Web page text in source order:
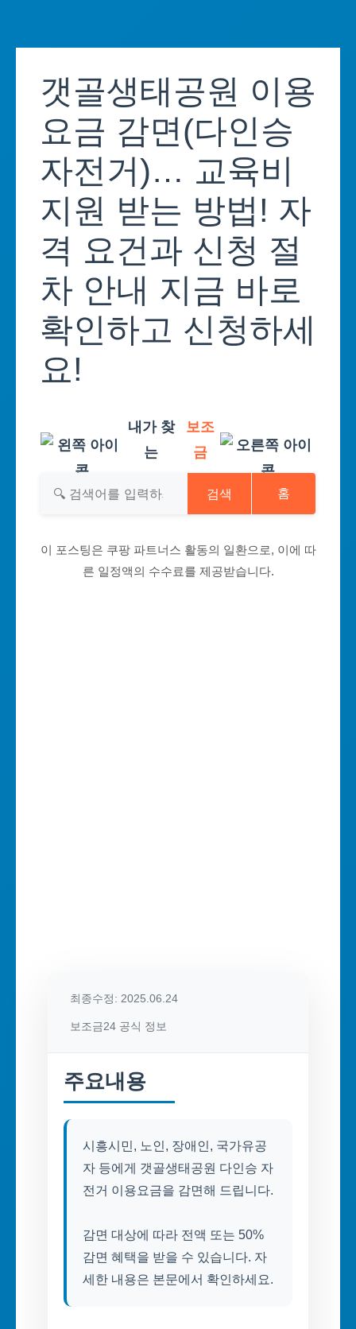
content갯골생태공원 이용
요금 감면(다인승
자전거)… 교육비
지원 받는 방법! 자
격 요건과 신청 절
차 안내 지금 바로
확인하고 신청하세
요!
내가 찾
는
보조
금
검색 홈
이 포스팅은 쿠팡 파트너스 활동의 일환으로, 이에 따
른 일정액의 수수료를 제공받습니다.
최종수정: 2025.06.24
보조금24 공식 정보
주요내용
시흥시민, 노인, 장애인, 국가유공
자 등에게 갯골생태공원 다인승 자
전거 이용요금을 감면해 드립니다.
감면 대상에 따라 전액 또는 50%
감면 혜택을 받을 수 있습니다. 자
세한 내용은 본문에서 확인하세요.